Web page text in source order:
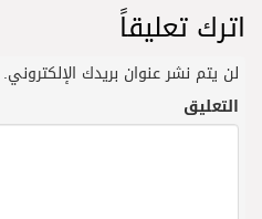
اترك تعليقاً
لن يتم نشر عنوان بريدك الإلكتروني.
التعليق